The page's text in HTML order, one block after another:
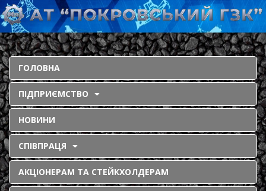
ГОЛОВНА
ПІДПРИЄМСТВО
НОВИНИ
СПІВПРАЦЯ
АКЦІОНЕРАМ ТА СТЕЙКХОЛДЕРАМ